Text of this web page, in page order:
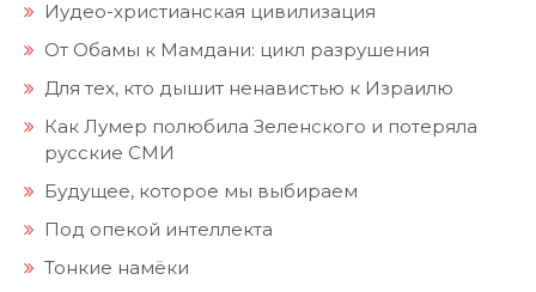
Иудео-христианская цивилизация
От Обамы к Мамдани: цикл разрушения
Для тех, кто дышит ненавистью к Израилю
Как Лумер полюбила Зеленского и потеряла
русские СМИ
Будущее, которое мы выбираем
Под опекой интеллекта
Тонкие намёки